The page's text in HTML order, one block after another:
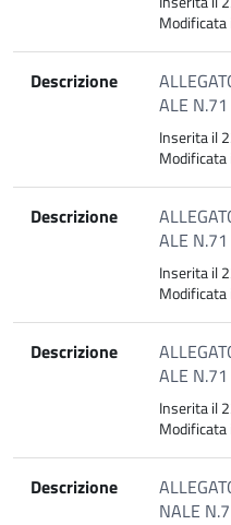
Descrizione
ALE
Inserita il
Descrizione
ALE
Inserita il
Descrizione
ALE
Inserita il
Descrizione
NALE